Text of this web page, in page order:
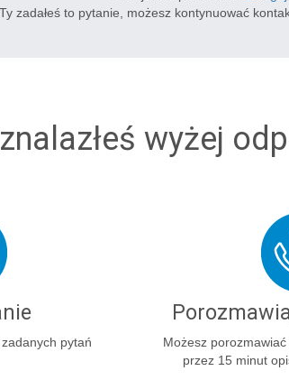
zadałeś to pytanie, możesz kontynuować
wyżej
pytań
Możesz
przez 15 minut